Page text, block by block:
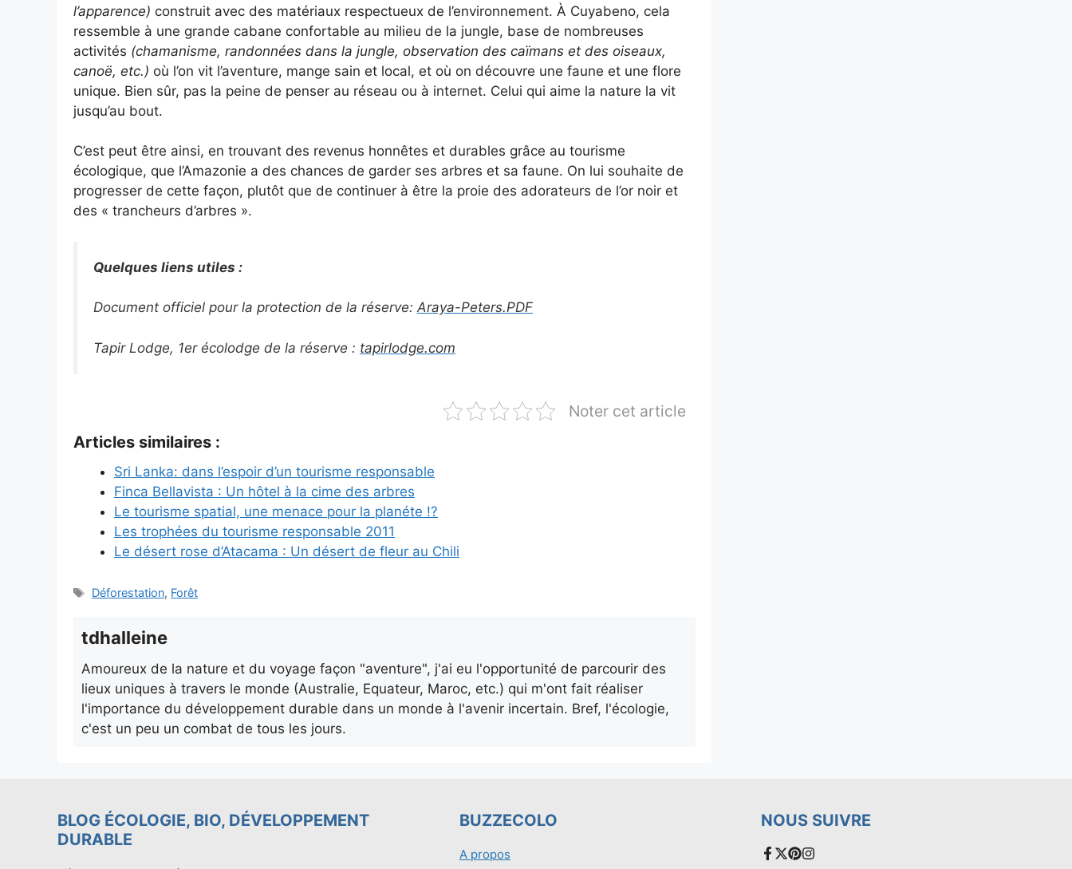
l’apparence) construit avec des matériaux respectueux de l’environnement. À Cuyabeno, cela
ressemble à une grande cabane confortable au milieu de la jungle, base de nombreuses
activités (chamanisme, randonnées dans la jungle, observation des caïmans et des oiseaux,
canoë, etc.) où l’on vit l’aventure, mange sain et local, et où on découvre une faune et une flore
unique. Bien sûr, pas la peine de penser au réseau ou à internet. Celui qui aime la nature la vit
jusqu’au bout.
C’est peut être ainsi, en trouvant des revenus honnêtes et durables grâce au tourisme
écologique, que l’Amazonie a des chances de garder ses arbres et sa faune. On lui souhaite de
progresser de cette façon, plutôt que de continuer à être la proie des adorateurs de l’or noir et
des « trancheurs d’arbres ».
Quelques liens utiles :
Document officiel pour la protection de la réserve: Araya-Peters.PDF
Tapir Lodge, 1er écolodge de la réserve : tapirlodge.com
Noter cet article
Articles similaires :
Sri Lanka: dans l’espoir d’un tourisme responsable
Finca Bellavista : Un hôtel à la cime des arbres
Le tourisme spatial, une menace pour la planéte !?
Les trophées du tourisme responsable 2011
Le désert rose d’Atacama : Un désert de fleur au Chili
Étiquettes
Déforestation, Forêt
tdhalleine
Amoureux de la nature et du voyage façon "aventure", j'ai eu l'opportunité de parcourir des
lieux uniques à travers le monde (Australie, Equateur, Maroc, etc.) qui m'ont fait réaliser
l'importance du développement durable dans un monde à l'avenir incertain. Bref, l'écologie,
c'est un peu un combat de tous les jours.
BLOG ÉCOLOGIE, BIO, DÉVELOPPEMENT
DURABLE
BUZZECOLO
A propos
NOUS SUIVRE